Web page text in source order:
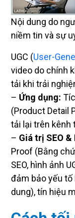
Nội dung do
niềm tin và sự
UGC (User-
video do chính
tải khi trải
– Ứng dụng:
(Product Detail
tải lại trên kênh
– Giá trị SEO
Proof (Bằng
SEO, hình ảnh
đảm bảo yếu
dung), tín hiệu